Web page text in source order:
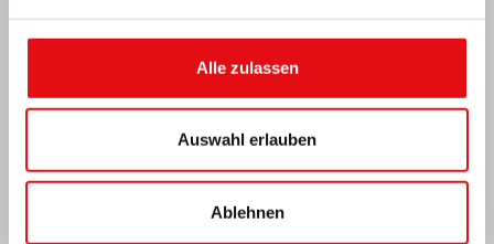
Alle zulassen
Auswahl erlauben
Ablehnen
Indien: Segnung und Einweihung des „Lumen